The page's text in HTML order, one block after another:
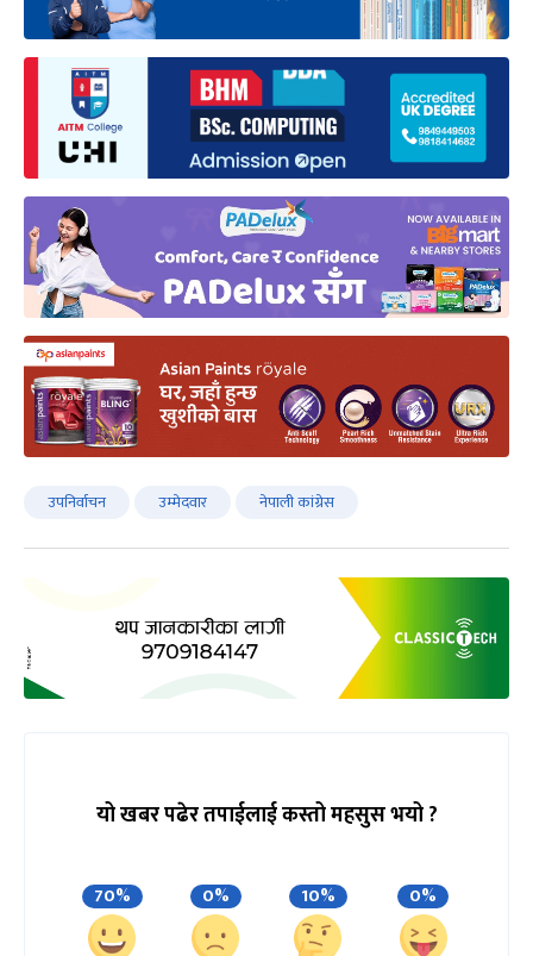
उपनिर्वाचन उम्मेदवार नेपाली कांग्रेस
यो खबर पढेर तपाईलाई कस्तो महसुस भयो ?
70% 0% 10% 0%